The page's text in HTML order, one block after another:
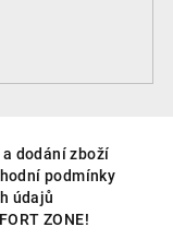
dodání zboží
podmínky
údajů
ZONE!